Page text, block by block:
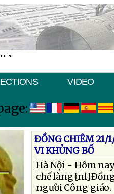
VIDEO
ÐỒNG CHIÊM 21/
VI KHỦNG BỐ
Hà Nội - Hôm
chế
người Công giáo.